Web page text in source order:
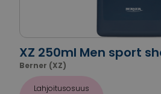
XZ 250ml Men sport
Berner (XZ)
Lahjoitusosuus